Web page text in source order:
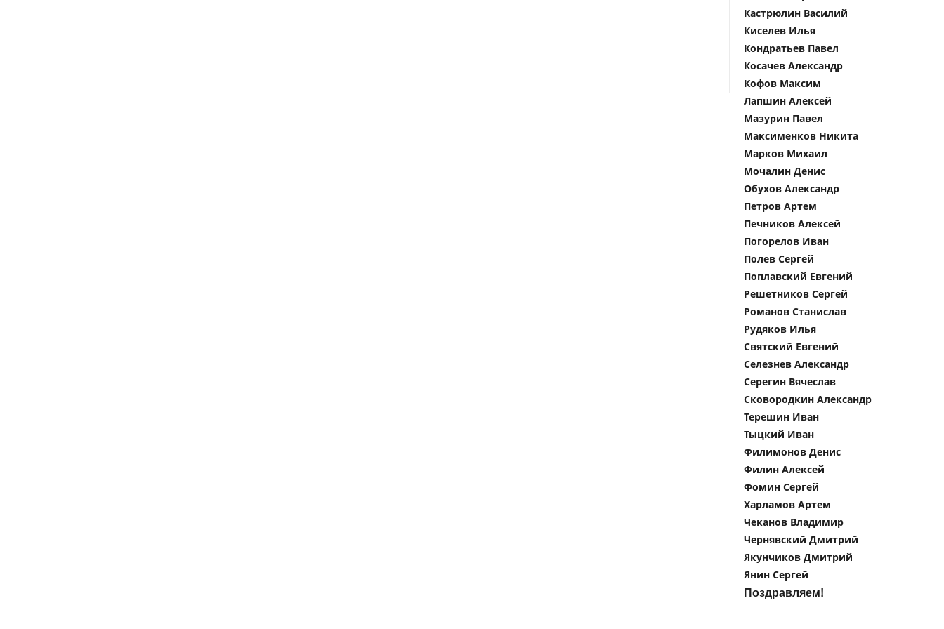
Кастрюлин Василий
Киселев Илья
Кондратьев Павел
Косачев Александр
Кофов Максим
Лапшин Алексей
Мазурин Павел
Максименков Никита
Марков Михаил
Мочалин Денис
Обухов Александр
Петров Артем
Печников Алексей
Погорелов Иван
Полев Сергей
Поплавский Евгений
Решетников Сергей
Романов Станислав
Рудяков Илья
Святский Евгений
Селезнев Александр
Серегин Вячеслав
Сковородкин Александр
Терешин Иван
Тыцкий Иван
Филимонов Денис
Филин Алексей
Фомин Сергей
Харламов Артем
Чеканов Владимир
Чернявский Дмитрий
Якунчиков Дмитрий
Янин Сергей
Поздравляем!